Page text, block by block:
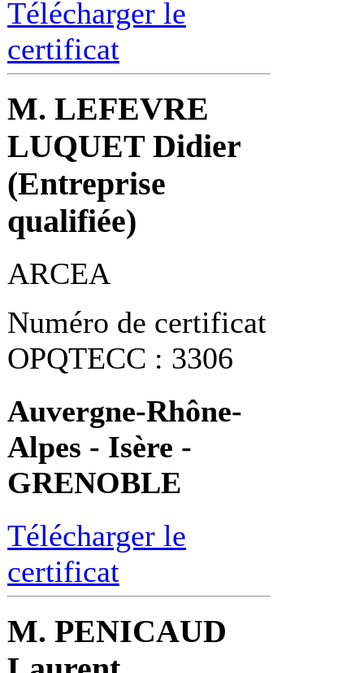
Télécharger le
certificat
M. LEFEVRE
LUQUET Didier
(Entreprise
qualifiée)
ARCEA
Numéro de certificat
OPQTECC : 3306
Auvergne-Rhône-
Alpes - Isère -
GRENOBLE
Télécharger le
certificat
M. PENICAUD